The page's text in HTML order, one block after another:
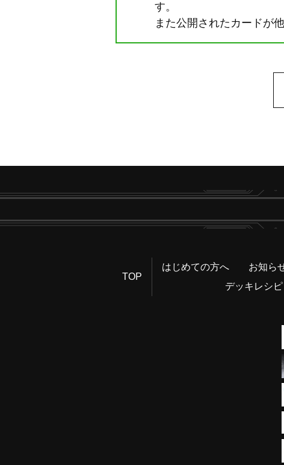
す。
また公開されたカードが
TOP
はじめての方へ お知ら
デッキレシピ